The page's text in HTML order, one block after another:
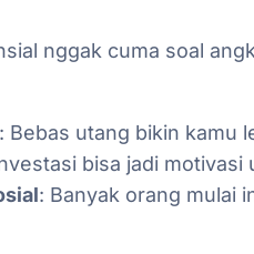
nggak cuma soal
: Bebas utang bikin kamu
bisa jadi
: Banyak orang mulai